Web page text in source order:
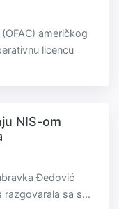
američkog
licencu
NIS-om
Đedović
razgovarala sa s...